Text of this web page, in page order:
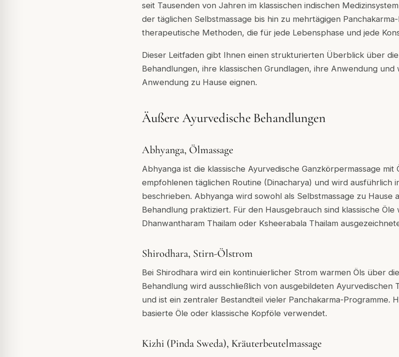
seit Tausenden von Jahren im klassischen indischen
der täglichen Selbstmassage bis hin zu mehrtägigen
therapeutische Methoden, die für jede Lebensphase und jede
Dieser Leitfaden gibt Ihnen einen strukturierten Überblick über
Behandlungen, ihre klassischen Grundlagen, ihre Anwendung und
Anwendung zu Hause eignen.
Äußere Ayurvedische Behandlungen
Abhyanga, Ölmassage
Abhyanga ist die klassische Ayurvedische Ganzkörpermassage mit
empfohlenen täglichen Routine (Dinacharya) und wird ausführlich
beschrieben. Abhyanga wird sowohl als Selbstmassage zu Hause
Behandlung praktiziert. Für den Hausgebrauch sind klassische Öle
Dhanwantharam Thailam oder Ksheerabala Thailam
Shirodhara, Stirn-Ölstrom
Bei Shirodhara wird ein kontinuierlicher Strom warmen Öls über
Behandlung wird ausschließlich von ausgebildeten
und ist ein zentraler Bestandteil vieler Panchakarma-Programme.
basierte Öle oder klassische Kopföle verwendet.
Kizhi (Pinda Sweda), Kräuterbeutelmassage